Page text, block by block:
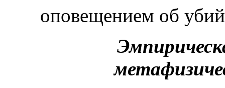
оповещением об